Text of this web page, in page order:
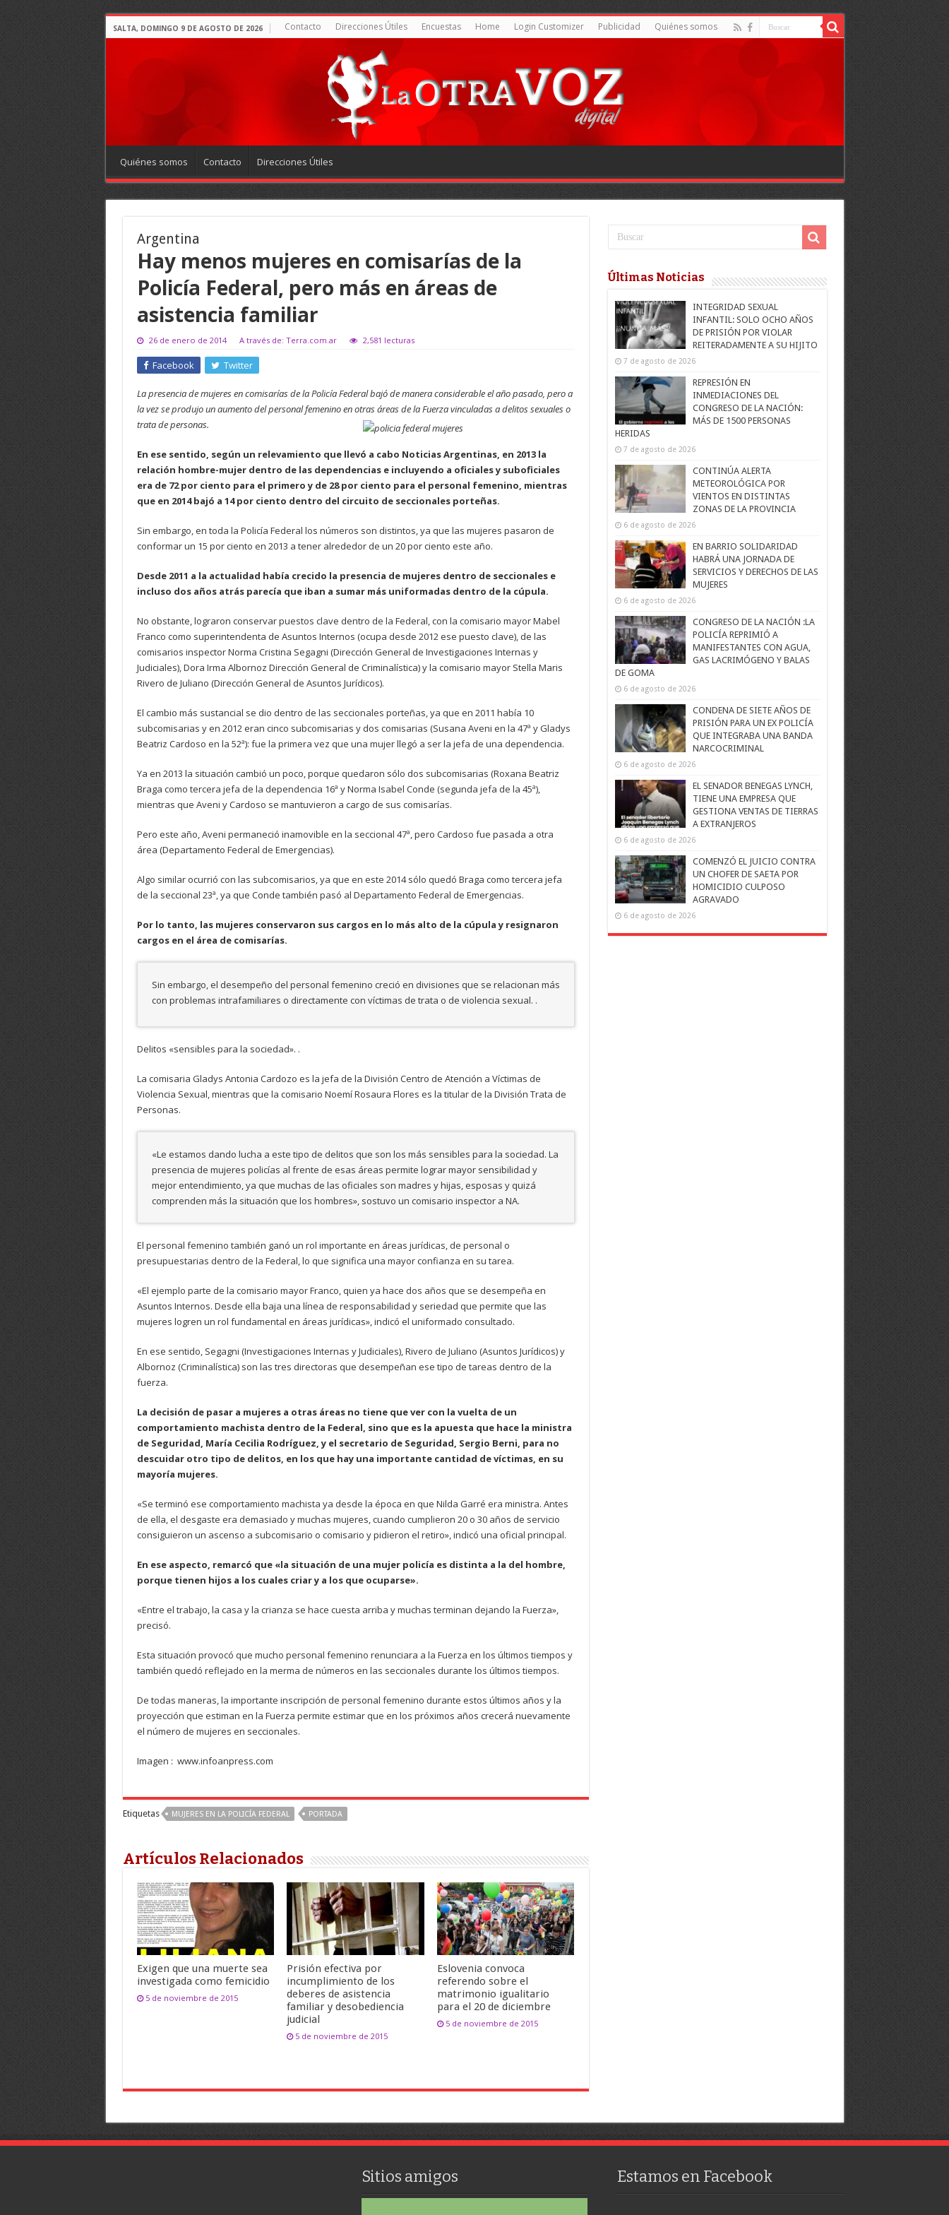
SALTA, DOMINGO 9 DE AGOSTO DE 2026 Contacto Direcciones Útiles Encuestas Home Login Customizer Publicidad Quiénes somos
Quiénes somos Contacto Direcciones Útiles
Argentina
Hay menos mujeres en comisarías de la
Policía Federal, pero más en áreas de
asistencia familiar
26 de enero de 2014 A través de: Terra.com.ar 2,581 lecturas
Facebook Twitter
La presencia de mujeres en comisarías de la Policía Federal bajó de manera considerable el año pasado, pero a
la vez se produjo un aumento del personal femenino en otras áreas de la Fuerza vinculadas a delitos sexuales o
trata de personas.
En ese sentido, según un relevamiento que llevó a cabo Noticias Argentinas, en 2013 la
relación hombre-mujer dentro de las dependencias e incluyendo a oficiales y suboficiales
era de 72 por ciento para el primero y de 28 por ciento para el personal femenino, mientras
que en 2014 bajó a 14 por ciento dentro del circuito de seccionales porteñas.
Sin embargo, en toda la Policía Federal los números son distintos, ya que las mujeres pasaron de
conformar un 15 por ciento en 2013 a tener alrededor de un 20 por ciento este año.
Desde 2011 a la actualidad había crecido la presencia de mujeres dentro de seccionales e
incluso dos años atrás parecía que iban a sumar más uniformadas dentro de la cúpula.
No obstante, lograron conservar puestos clave dentro de la Federal, con la comisario mayor Mabel
Franco como superintendenta de Asuntos Internos (ocupa desde 2012 ese puesto clave), de las
comisarios inspector Norma Cristina Segagni (Dirección General de Investigaciones Internas y
Judiciales), Dora Irma Albornoz Dirección General de Criminalística) y la comisario mayor Stella Maris
Rivero de Juliano (Dirección General de Asuntos Jurídicos).
El cambio más sustancial se dio dentro de las seccionales porteñas, ya que en 2011 había 10
subcomisarias y en 2012 eran cinco subcomisarias y dos comisarias (Susana Aveni en la 47ª y Gladys
Beatriz Cardoso en la 52ª): fue la primera vez que una mujer llegó a ser la jefa de una dependencia.
Ya en 2013 la situación cambió un poco, porque quedaron sólo dos subcomisarias (Roxana Beatriz
Braga como tercera jefa de la dependencia 16ª y Norma Isabel Conde (segunda jefa de la 45ª),
mientras que Aveni y Cardoso se mantuvieron a cargo de sus comisarías.
Pero este año, Aveni permaneció inamovible en la seccional 47ª, pero Cardoso fue pasada a otra
área (Departamento Federal de Emergencias).
Algo similar ocurrió con las subcomisarios, ya que en este 2014 sólo quedó Braga como tercera jefa
de la seccional 23ª, ya que Conde también pasó al Departamento Federal de Emergencias.
Por lo tanto, las mujeres conservaron sus cargos en lo más alto de la cúpula y resignaron
cargos en el área de comisarías.
Sin embargo, el desempeño del personal femenino creció en divisiones que se relacionan más
con problemas intrafamiliares o directamente con víctimas de trata o de violencia sexual. .
Delitos «sensibles para la sociedad». .
La comisaria Gladys Antonia Cardozo es la jefa de la División Centro de Atención a Víctimas de
Violencia Sexual, mientras que la comisario Noemí Rosaura Flores es la titular de la División Trata de
Personas.
«Le estamos dando lucha a este tipo de delitos que son los más sensibles para la sociedad. La
presencia de mujeres policías al frente de esas áreas permite lograr mayor sensibilidad y
mejor entendimiento, ya que muchas de las oficiales son madres y hijas, esposas y quizá
comprenden más la situación que los hombres», sostuvo un comisario inspector a NA.
El personal femenino también ganó un rol importante en áreas jurídicas, de personal o
presupuestarias dentro de la Federal, lo que significa una mayor confianza en su tarea.
«El ejemplo parte de la comisario mayor Franco, quien ya hace dos años que se desempeña en
Asuntos Internos. Desde ella baja una línea de responsabilidad y seriedad que permite que las
mujeres logren un rol fundamental en áreas jurídicas», indicó el uniformado consultado.
En ese sentido, Segagni (Investigaciones Internas y Judiciales), Rivero de Juliano (Asuntos Jurídicos) y
Albornoz (Criminalística) son las tres directoras que desempeñan ese tipo de tareas dentro de la
fuerza.
La decisión de pasar a mujeres a otras áreas no tiene que ver con la vuelta de un
comportamiento machista dentro de la Federal, sino que es la apuesta que hace la ministra
de Seguridad, María Cecilia Rodríguez, y el secretario de Seguridad, Sergio Berni, para no
descuidar otro tipo de delitos, en los que hay una importante cantidad de víctimas, en su
mayoría mujeres.
«Se terminó ese comportamiento machista ya desde la época en que Nilda Garré era ministra. Antes
de ella, el desgaste era demasiado y muchas mujeres, cuando cumplieron 20 o 30 años de servicio
consiguieron un ascenso a subcomisario o comisario y pidieron el retiro», indicó una oficial principal.
En ese aspecto, remarcó que «la situación de una mujer policía es distinta a la del hombre,
porque tienen hijos a los cuales criar y a los que ocuparse».
«Entre el trabajo, la casa y la crianza se hace cuesta arriba y muchas terminan dejando la Fuerza»,
precisó.
Esta situación provocó que mucho personal femenino renunciara a la Fuerza en los últimos tiempos y
también quedó reflejado en la merma de números en las seccionales durante los últimos tiempos.
De todas maneras, la importante inscripción de personal femenino durante estos últimos años y la
proyección que estiman en la Fuerza permite estimar que en los próximos años crecerá nuevamente
el número de mujeres en seccionales.
Imagen : www.infoanpress.com
Etiquetas MUJERES EN LA POLICÍA FEDERAL PORTADA
Artículos Relacionados
Exigen que una muerte sea
investigada como femicidio
5 de noviembre de 2015
Prisión efectiva por
incumplimiento de los
deberes de asistencia
familiar y desobediencia
judicial
5 de noviembre de 2015
Eslovenia convoca
referendo sobre el
matrimonio igualitario
para el 20 de diciembre
5 de noviembre de 2015
Últimas Noticias
INTEGRIDAD SEXUAL
INFANTIL: SOLO OCHO AÑOS
DE PRISIÓN POR VIOLAR
REITERADAMENTE A SU HIJITO
7 de agosto de 2026
REPRESIÓN EN
INMEDIACIONES DEL
CONGRESO DE LA NACIÓN:
MÁS DE 1500 PERSONAS
HERIDAS
7 de agosto de 2026
CONTINÚA ALERTA
METEOROLÓGICA POR
VIENTOS EN DISTINTAS
ZONAS DE LA PROVINCIA
6 de agosto de 2026
EN BARRIO SOLIDARIDAD
HABRÁ UNA JORNADA DE
SERVICIOS Y DERECHOS DE LAS
MUJERES
6 de agosto de 2026
CONGRESO DE LA NACIÓN :LA
POLICÍA REPRIMIÓ A
MANIFESTANTES CON AGUA,
GAS LACRIMÓGENO Y BALAS
DE GOMA
6 de agosto de 2026
CONDENA DE SIETE AÑOS DE
PRISIÓN PARA UN EX POLICÍA
QUE INTEGRABA UNA BANDA
NARCOCRIMINAL
6 de agosto de 2026
EL SENADOR BENEGAS LYNCH,
TIENE UNA EMPRESA QUE
GESTIONA VENTAS DE TIERRAS
A EXTRANJEROS
6 de agosto de 2026
COMENZÓ EL JUICIO CONTRA
UN CHOFER DE SAETA POR
HOMICIDIO CULPOSO
AGRAVADO
6 de agosto de 2026
Sitios amigos Estamos en Facebook